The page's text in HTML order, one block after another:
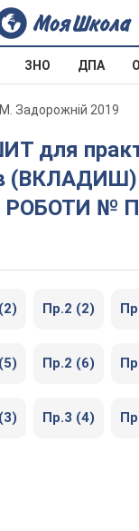
ЗНО ДПА
Задорожній 2019
РОБОТИ №
Пр.2 (2)
Пр.2 (6)
Пр.3 (4)